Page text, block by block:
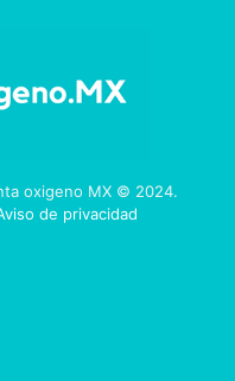
oxigeno MX © 2024.
de privacidad